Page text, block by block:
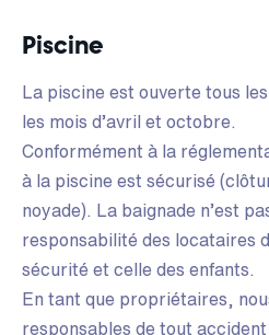
Piscine
La piscine est ouverte tous
les mois d’avril et octobre.
Conformément à la
à la piscine est sécurisé
noyade). La baignade n’est
responsabilité des locataires
sécurité et celle des enfants.
En tant que propriétaires,
responsables de tout